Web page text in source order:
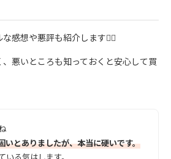
感想や悪評も紹介します💁‍♀️
悪いところも知っておくと安心して買
いとありましたが、本当に硬いです。